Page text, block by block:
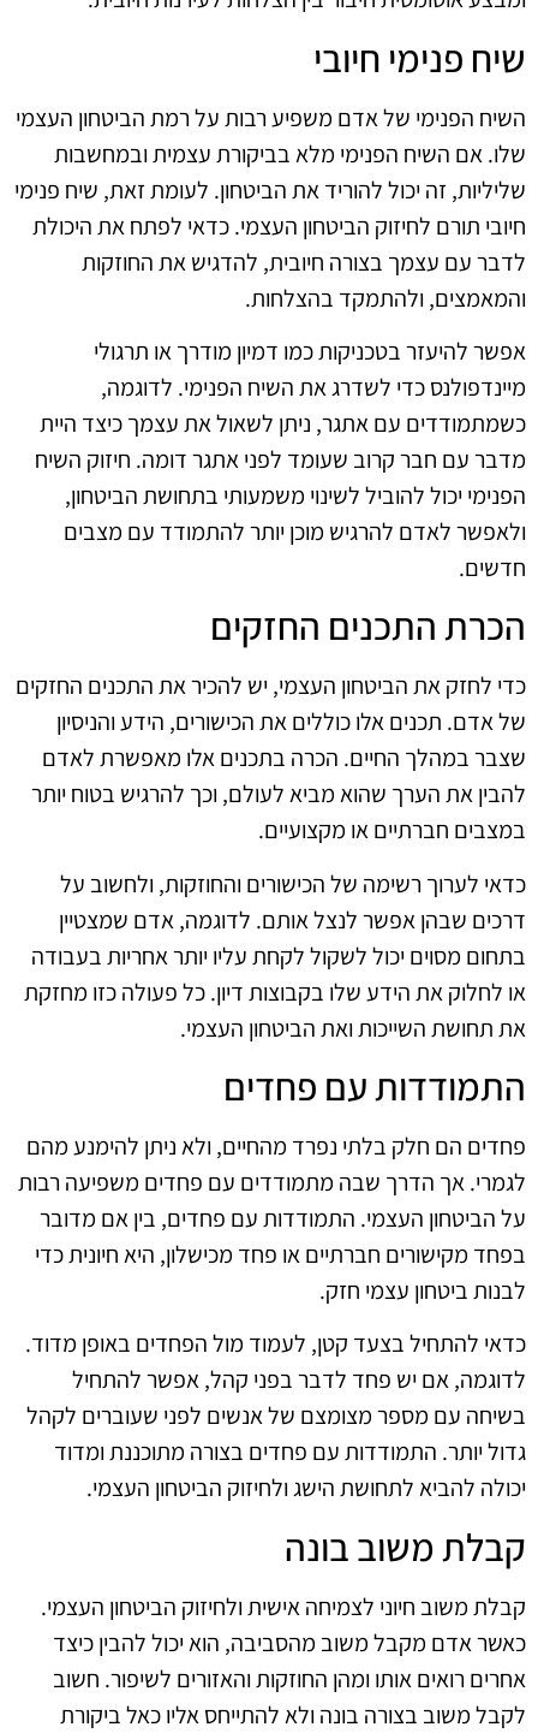
שיח פנימי חיובי
השיח הפנימי של אדם משפיע רבות על רמת הביטחון העצמי
שלו. אם השיח הפנימי מלא בביקורת עצמית ובמחשבות
שליליות, זה יכול להוריד את הביטחון. לעומת זאת, שיח פנימי
חיובי תורם לחיזוק הביטחון העצמי. כדאי לפתח את היכולת
לדבר עם עצמך בצורה חיובית, להדגיש את החוזקות
והמאמצים, ולהתמקד בהצלחות.
אפשר להיעזר בטכניקות כמו דמיון מודרך או תרגולי
מיינדפולנס כדי לשדרג את השיח הפנימי. לדוגמה,
כשמתמודדים עם אתגר, ניתן לשאול את עצמך כיצד היית
מדבר עם חבר קרוב שעומד לפני אתגר דומה. חיזוק השיח
הפנימי יכול להוביל לשינוי משמעותי בתחושת הביטחון,
ולאפשר לאדם להרגיש מוכן יותר להתמודד עם מצבים
חדשים.
הכרת התכנים החזקים
כדי לחזק את הביטחון העצמי, יש להכיר את התכנים החזקים
של אדם. תכנים אלו כוללים את הכישורים, הידע והניסיון
שצבר במהלך החיים. הכרה בתכנים אלו מאפשרת לאדם
להבין את הערך שהוא מביא לעולם, וכך להרגיש בטוח יותר
במצבים חברתיים או מקצועיים.
כדאי לערוך רשימה של הכישורים והחוזקות, ולחשוב על
דרכים שבהן אפשר לנצל אותם. לדוגמה, אדם שמצטיין
בתחום מסוים יכול לשקול לקחת עליו יותר אחריות בעבודה
או לחלוק את הידע שלו בקבוצות דיון. כל פעולה כזו מחזקת
את תחושת השייכות ואת הביטחון העצמי.
התמודדות עם פחדים
פחדים הם חלק בלתי נפרד מהחיים, ולא ניתן להימנע מהם
לגמרי. אך הדרך שבה מתמודדים עם פחדים משפיעה רבות
על הביטחון העצמי. התמודדות עם פחדים, בין אם מדובר
בפחד מקישורים חברתיים או פחד מכישלון, היא חיונית כדי
לבנות ביטחון עצמי חזק.
כדאי להתחיל בצעד קטן, לעמוד מול הפחדים באופן מדוד.
לדוגמה, אם יש פחד לדבר בפני קהל, אפשר להתחיל
בשיחה עם מספר מצומצם של אנשים לפני שעוברים לקהל
גדול יותר. התמודדות עם פחדים בצורה מתוכננת ומדוד
יכולה להביא לתחושת הישג ולחיזוק הביטחון העצמי.
קבלת משוב בונה
קבלת משוב חיוני לצמיחה אישית ולחיזוק הביטחון העצמי.
כאשר אדם מקבל משוב מהסביבה, הוא יכול להבין כיצד
אחרים רואים אותו ומהן החוזקות והאזורים לשיפור. חשוב
לקבל משוב בצורה בונה ולא להתייחס אליו כאל ביקורת